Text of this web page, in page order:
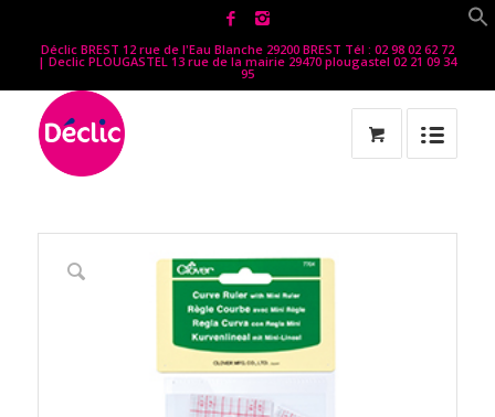
Déclic BREST 12 rue de l'Eau Blanche 29200 BREST Tél : 02 98 02 62 72
| Declic PLOUGASTEL 13 rue de la mairie 29470 plougastel 02 21 09 34
95